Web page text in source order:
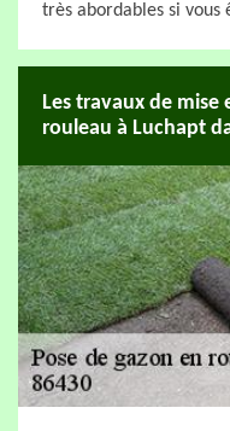
très abordables si vous
Les travaux de mise
rouleau à Luchapt